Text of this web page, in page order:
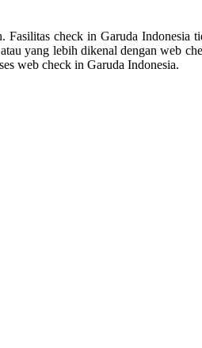
check in Garuda Indonesia
yang lebih dikenal dengan web
web check in Garuda Indonesia.